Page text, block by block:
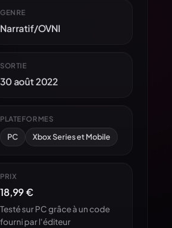
GENRE
Narratif/OVNI
SORTIE
30 août 2022
PLATEFORMES
PC Xbox Series et Mobile
PRIX
18,99 €
Testé sur PC grâce à un code
fourni par l'éditeur